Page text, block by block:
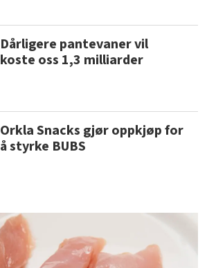
Dårligere pantevaner vil
koste oss 1,3 milliarder
Orkla Snacks gjør oppkjøp for
å styrke BUBS